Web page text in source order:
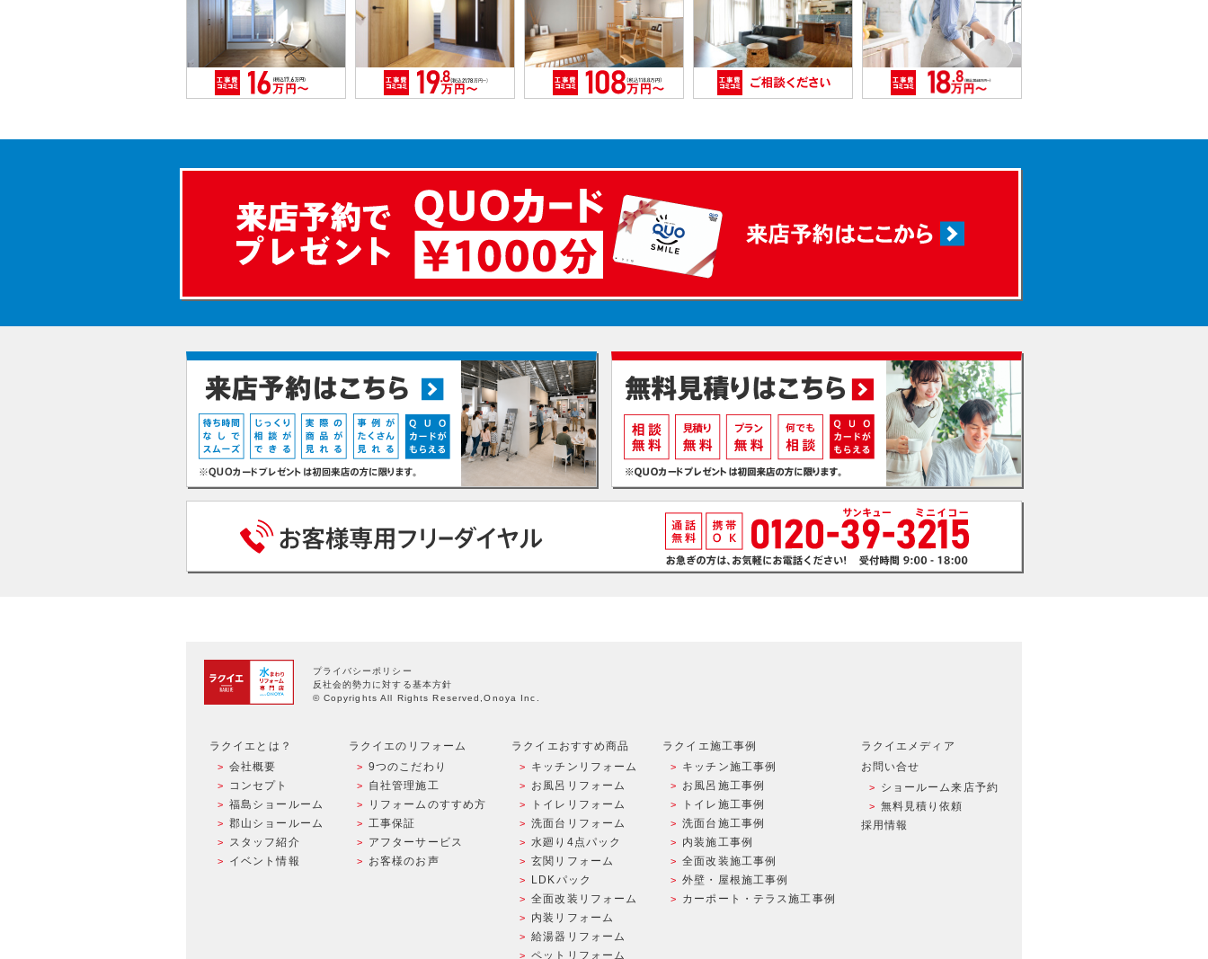
プライバシーポリシー
反社会的勢力に対する基本方針
© Copyrights All Rights Reserved,Onoya Inc.
ラクイエとは？
会社概要
コンセプト
福島ショールーム
郡山ショールーム
スタッフ紹介
イベント情報
ラクイエのリフォーム
9つのこだわり
自社管理施工
リフォームのすすめ方
工事保証
アフターサービス
お客様のお声
ラクイエおすすめ商品
キッチンリフォーム
お風呂リフォーム
トイレリフォーム
洗面台リフォーム
水廻り4点パック
玄関リフォーム
LDKパック
全面改装リフォーム
内装リフォーム
給湯器リフォーム
ペットリフォーム
ラクイエ施工事例
キッチン施工事例
お風呂施工事例
トイレ施工事例
洗面台施工事例
内装施工事例
全面改装施工事例
外壁・屋根施工事例
カーポート・テラス施工事例
ラクイエメディア
お問い合せ
ショールーム来店予約
無料見積り依頼
採用情報